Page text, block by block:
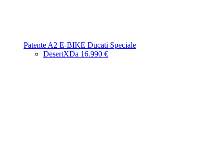
Patente A2 E-BIKE Ducati Speciale
DesertXDa 16.990 €